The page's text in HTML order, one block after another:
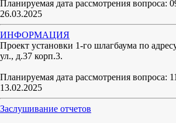
Планируемая дата рассмотрения вопроса:
26.03.2025
ИНФОРМАЦИЯ
Проект установки 1-го шлагбаума по
ул., д.37 корп.3.
Планируемая дата рассмотрения вопроса:
13.02.2025
Заслушивание отчетов